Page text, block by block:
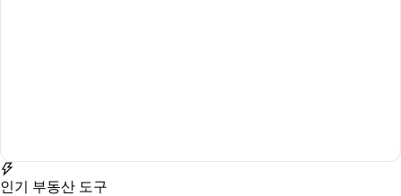
인기 부동산 도구